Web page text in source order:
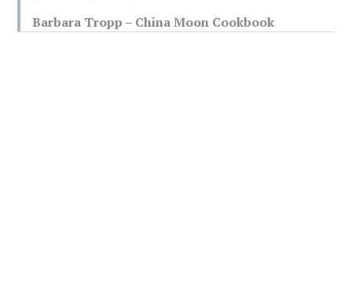
Barbara Tropp – China Moon Cookbook